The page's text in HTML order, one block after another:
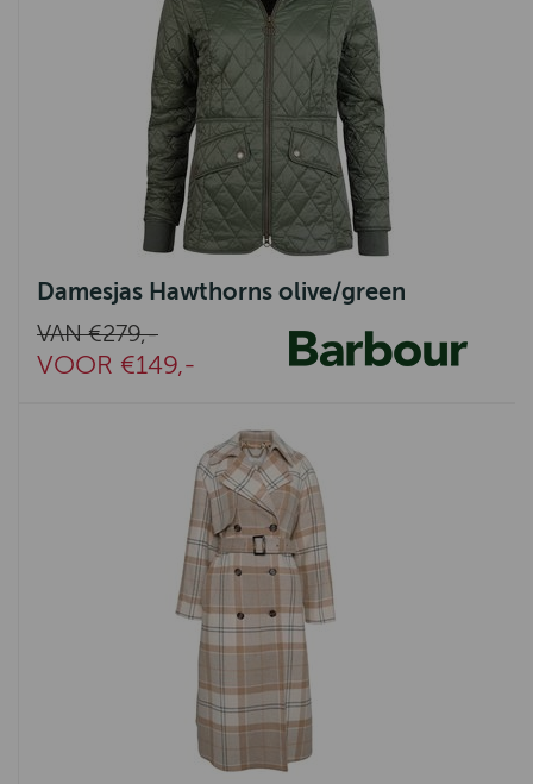
Damesjas Hawthorns olive/green
VAN €279,-
VOOR €149,-